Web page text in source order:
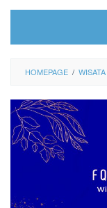
HOMEPAGE / WISATA